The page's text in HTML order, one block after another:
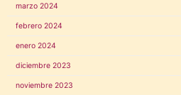
marzo 2024
febrero 2024
enero 2024
diciembre 2023
noviembre 2023